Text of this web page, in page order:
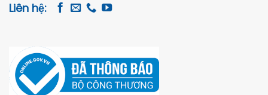
Liên hệ: